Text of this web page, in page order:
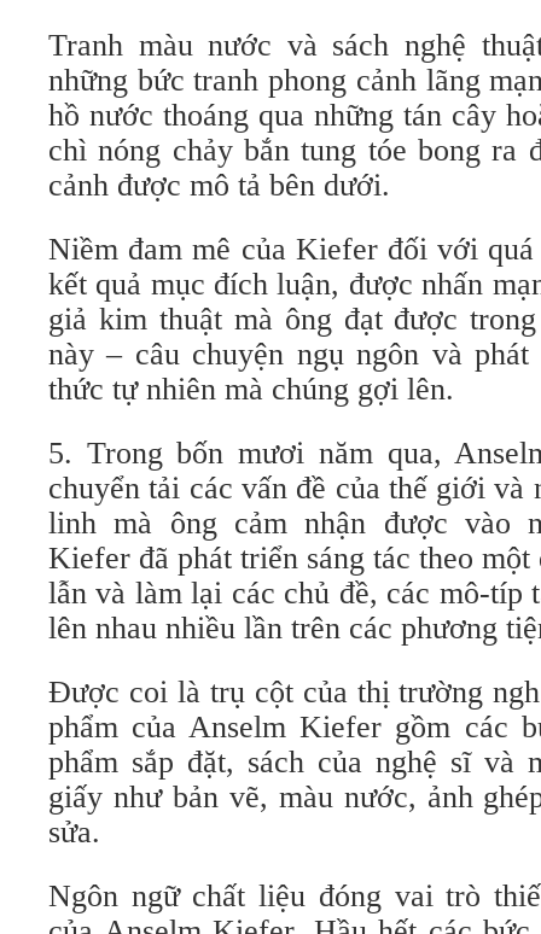
Tranh màu nước và sách nghệ
những bức tranh phong cảnh lãng
hồ nước thoáng qua những tán cây
chì nóng chảy bắn tung tóe bong ra
cảnh được mô tả bên dưới.
Niềm đam mê của Kiefer đối với
kết quả mục đích luận, được nhấn
giả kim thuật mà ông đạt được
này – câu chuyện ngụ ngôn và
thức tự nhiên mà chúng gợi lên.
5. Trong bốn mươi năm qua,
chuyển tải các vấn đề của thế giới và
linh mà ông cảm nhận được vào
Kiefer đã phát triển sáng tác theo
lẫn và làm lại các chủ đề, các mô-típ
lên nhau nhiều lần trên các phương
Được coi là trụ cột của thị trường
phẩm của Anselm Kiefer gồm các
phẩm sắp đặt, sách của nghệ sĩ và
giấy như bản vẽ, màu nước, ảnh
sửa.
Ngôn ngữ chất liệu đóng vai trò